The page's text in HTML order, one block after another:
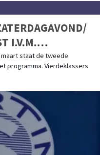
I.V.M.
maart staat de tweede
programma. Vierdeklassers